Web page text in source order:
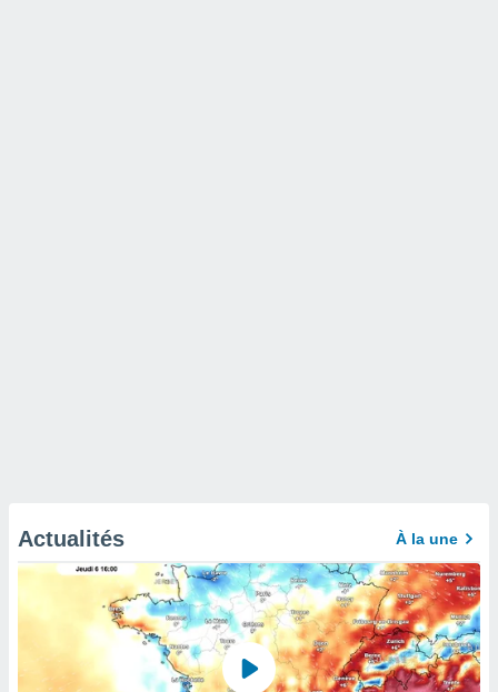
Actualités À la une